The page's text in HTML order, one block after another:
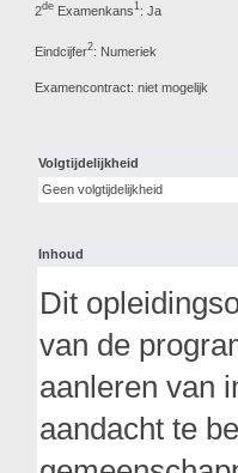
2de Examenkans1: Ja
Eindcijfer2: Numeriek
Examencontract: niet mogelijk
Volgtijdelijkheid
Geen volgtijdelijkheid
Inhoud
Dit
van de
aanleren van
aandacht te